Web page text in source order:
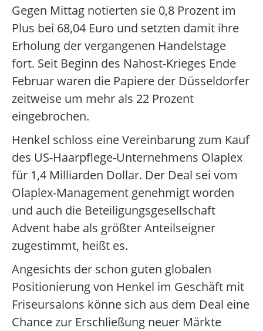
Gegen Mittag notierten sie 0,8 Prozent im
Plus bei 68,04 Euro und setzten damit ihre
Erholung der vergangenen Handelstage
fort. Seit Beginn des Nahost-Krieges Ende
Februar waren die Papiere der Düsseldorfer
zeitweise um mehr als 22 Prozent
eingebrochen.
Henkel schloss eine Vereinbarung zum Kauf
des US-Haarpflege-Unternehmens Olaplex
für 1,4 Milliarden Dollar. Der Deal sei vom
Olaplex-Management genehmigt worden
und auch die Beteiligungsgesellschaft
Advent habe als größter Anteilseigner
zugestimmt, heißt es.
Angesichts der schon guten globalen
Positionierung von Henkel im Geschäft mit
Friseursalons könne sich aus dem Deal eine
Chance zur Erschließung neuer Märkte